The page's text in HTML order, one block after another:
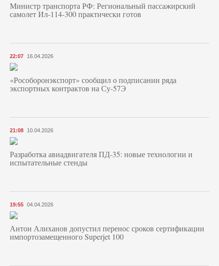
Министр транспорта РФ: Региональный пассажирский
самолет Ил-114-300 практически готов
22:07 16.04.2026
«Рособоронэкспорт» сообщил о подписании ряда
экспортных контрактов на Су-57Э
21:08 10.04.2026
Разработка авиадвигателя ПД-35: новые технологии и
испытательные стенды
19:55 04.04.2026
Антон Алиханов допустил перенос сроков сертификации
импортозамещенного Superjet 100